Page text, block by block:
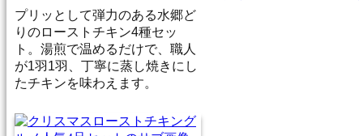
プリッとして弾力のある水郷ど
りのローストチキン4種セッ
ト。湯煎で温めるだけで、職人
が1羽1羽、丁寧に蒸し焼きにし
たチキンを味わえます。